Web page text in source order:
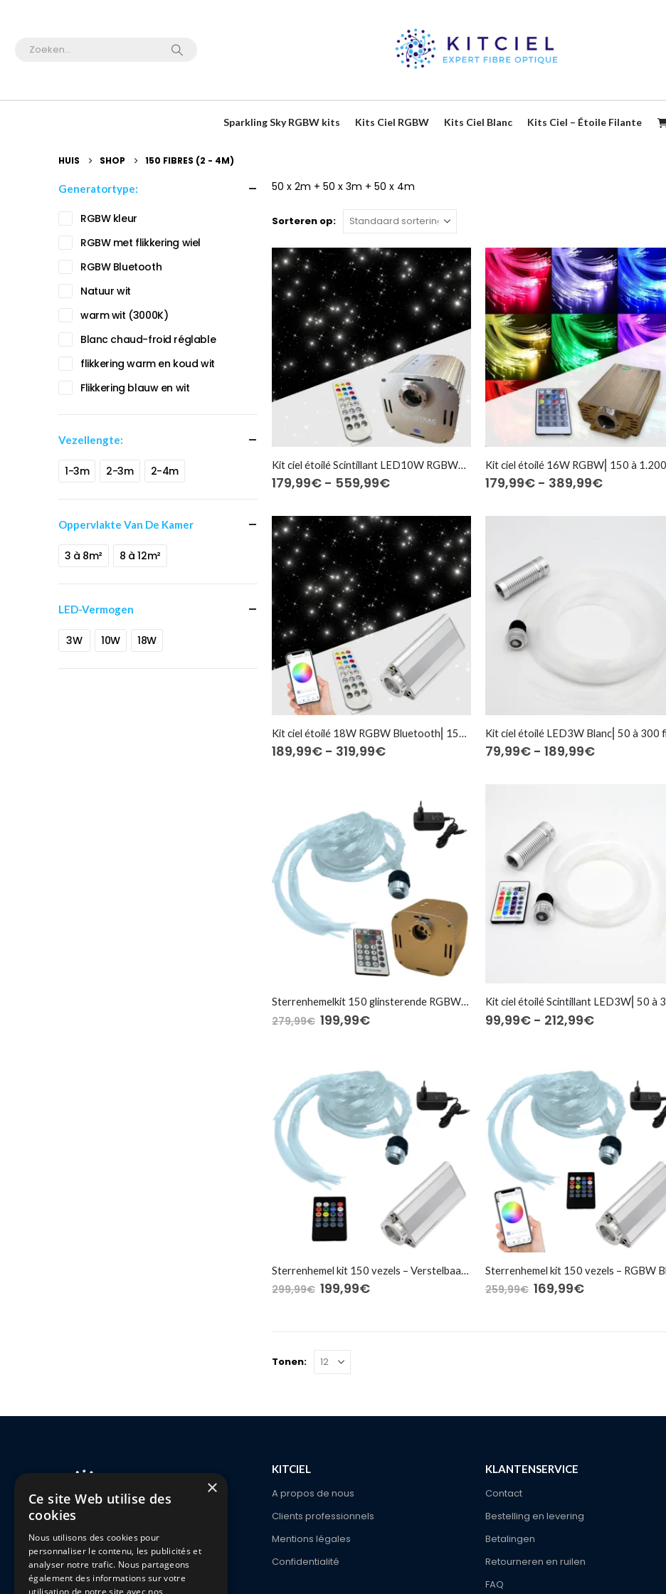
Sparkling Sky RGBW kits Kits Ciel RGBW Kits Ciel Blanc Kits Ciel – Étoile Filante
HUIS SHOP 150 FIBRES (2 - 4M)
50 x 2m + 50 x 3m + 50 x 4m
Sorteren op:
Kit ciel étoilé Scintillant LED10W RGBW⎜150 à 1.200 fibres optiques
179,99€ - 559,99€Prijsklasse:
559,99€
179,99€ - 389,99€Prijsklasse:
389,99€
Kit ciel étoilé 18W RGBW Bluetooth⎜150 à 600 fibres optiques
189,99€ - 319,99€Prijsklasse: 79,99€ - 189,99€Prijsklasse:
Sterrenhemelkit 150 glinsterende RGBW-vezels
279,99€ Oorspronkelijke
prijs
199,99€Huidige 99,99€ - 212,99€Prijsklasse:
299,99€ Oorspronkelijke
prijs
199,99€Huidige 259,99€ Oorspronkelijke
prijs
169,99€Huidige
Tonen:
Generatortype:
RGBW kleur
RGBW met flikkering wiel
RGBW Bluetooth
Natuur wit
warm wit (3000K)
Blanc chaud-froid réglable
flikkering warm en koud wit
Flikkering blauw en wit
Vezellengte:
1-3m 2-3m 2-4m
Oppervlakte Van De Kamer
3 à 8m² 8 à 12m²
LED-Vermogen
3W 10W 18W
1336 Ch. De Waterloo
1180 Bruxelles
Phone:+32 2 646 47 47
KITCIEL
A propos de nous
Clients professionnels
Mentions légales
Confidentialité
KLANTENSERVICE
Contact
Bestelling en levering
Betalingen
Retourneren en ruilen
FAQ
×
Ce site Web utilise des
cookies
Nous utilisons des cookies pour
personnaliser le contenu, les publicités et
analyser notre trafic. Nous partageons
également des informations sur votre
utilisation de notre site avec nos